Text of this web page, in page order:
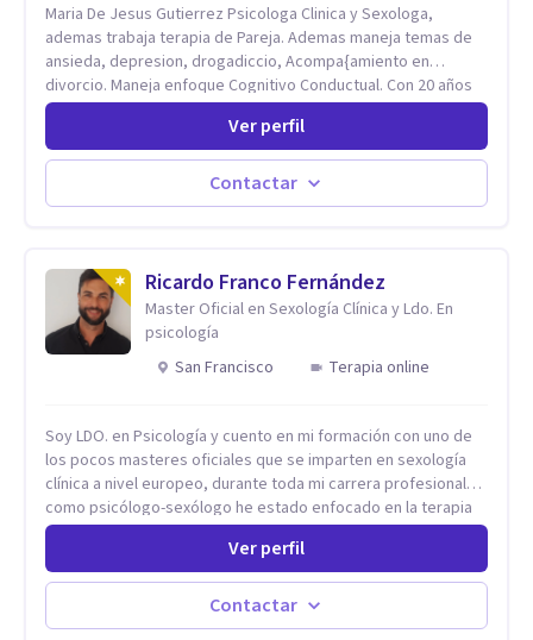
Maria De Jesus Gutierrez Psicologa Clinica y Sexologa,
ademas trabaja terapia de Pareja. Ademas maneja temas de
ansieda, depresion, drogadiccio, Acompa{amiento en
divorcio. Maneja enfoque Cognitivo Conductual. Con 20 años
de experiencia, constantemente capacitandose en las
diferntes areas de la Salud Mental.
Ver perfil
Contactar
Ricardo Franco Fernández
Master Oficial en Sexología Clínica y Ldo. En
psicología
San Francisco
Terapia online
Soy LDO. en Psicología y cuento en mi formación con uno de
los pocos masteres oficiales que se imparten en sexología
clínica a nivel europeo, durante toda mi carrera profesional
como psicólogo-sexólogo he estado enfocado en la terapia
sexual desde una perspectiva multidisciplinar BIO-PSICO-
SOCIAL ya que aunque las bases de mi trabajo son
psicológicas, si no se tienen en consideración otros factores
la terapia puede no funcionar al tener una visión demasiado
simplista, excluyendo de antemano otros factores que
Ver perfil
Contactar